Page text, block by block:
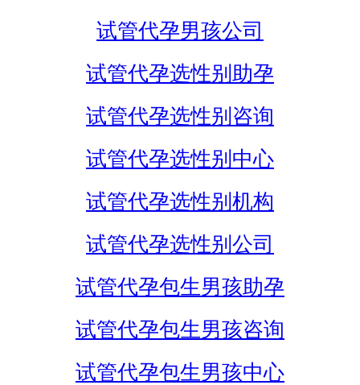
试管代孕男孩公司
试管代孕选性别助孕
试管代孕选性别咨询
试管代孕选性别中心
试管代孕选性别机构
试管代孕选性别公司
试管代孕包生男孩助孕
试管代孕包生男孩咨询
试管代孕包生男孩中心